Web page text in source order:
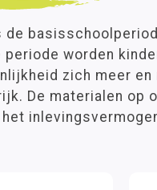
de
periode worden
zich meer
De materialen op
het